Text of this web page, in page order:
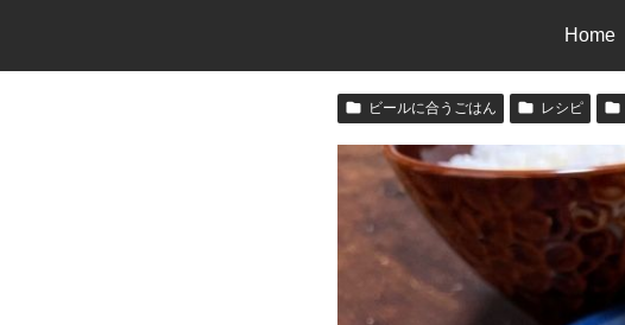
Home
ビールに合うごはん レシピ